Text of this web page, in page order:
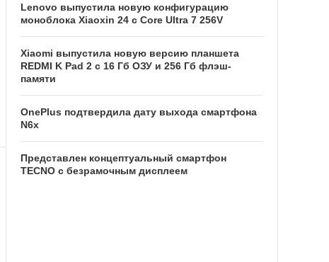
Lenovo выпустила новую конфигурацию
моноблока Xiaoxin 24 с Core Ultra 7 256V
Xiaomi выпустила новую версию планшета
REDMI K Pad 2 с 16 Гб ОЗУ и 256 Гб флэш-
памяти
OnePlus подтвердила дату выхода смартфона
N6x
Представлен концептуальный смартфон
TECNO с безрамочным дисплеем